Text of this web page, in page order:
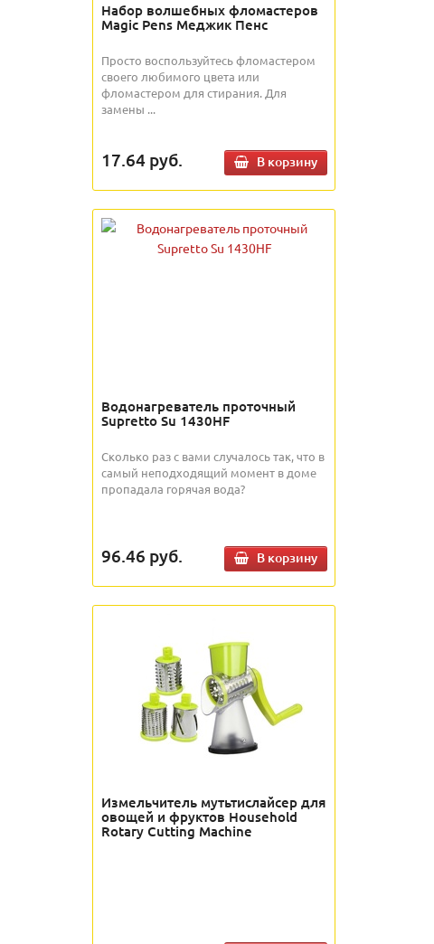
Набор волшебных фломастеров
Magic Pens Меджик Пенс
Просто воспользуйтесь фломастером
своего любимого цвета или
фломастером для стирания. Для
замены ...
17.64 руб. В корзину
Водонагреватель проточный
Supretto Su 1430HF
Сколько раз с вами случалось так, что в
самый неподходящий момент в доме
пропадала горячая вода?
96.46 руб. В корзину
Измельчитель мутьтислайсер для
овощей и фруктов Household
Rotary Cutting Machine